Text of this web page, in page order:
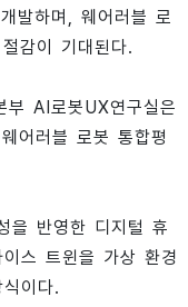
발하며, 웨어러블 로
감이 기대된다.
부 AI로봇UX연구실은
어러블 로봇 통합평
을 반영한 디지털 휴
스 트윈을 가상 환경
이다.